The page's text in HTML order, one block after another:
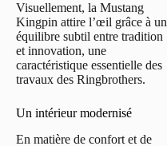
Visuellement, la Mustang
Kingpin attire l’œil grâce à un
équilibre subtil entre tradition
et innovation, une
caractéristique essentielle des
travaux des Ringbrothers.
Un intérieur modernisé
En matière de confort et de